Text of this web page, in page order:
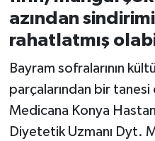
azından
rahatlatmış
Bayram sofralarının
parçalarından bir
Medicana Konya
Diyetetik Uzmanı Dyt.